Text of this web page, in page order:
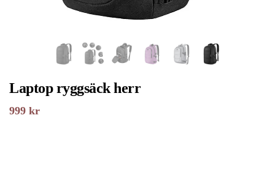
Laptop ryggsäck herr
999 kr